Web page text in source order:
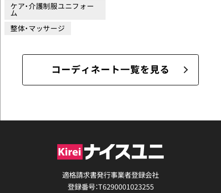
ケア・介護制服ユニフォー
ム
整体・マッサージ
コーディネート一覧を見る
適格請求書発行事業者登録会社
登録番号：T6290001023255